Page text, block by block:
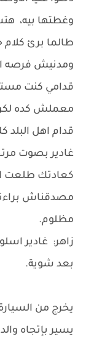
وغطتها بيه،
طالما برئ
ومدنيش فرصه
قدامي كنت
معملش كده لكن
قدام اهل البلد
غادير بصوت
كعادتك طلعت
مصدقناش
مظلوم.
زاهر: غادير
بعد شوية.
يخرج من
يسير بإتجاه